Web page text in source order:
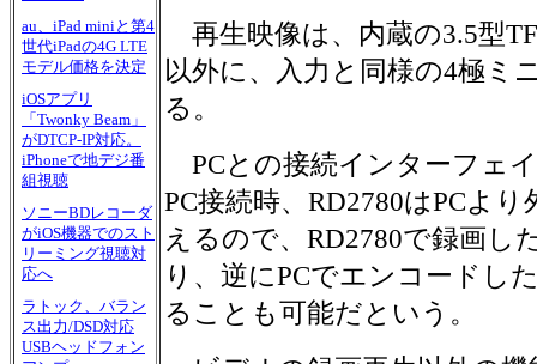
au、iPad miniと第4
世代iPadの4G LTE
モデル価格を決定
iOSアプリ
「Twonky Beam」
がDTCP-IP対応。
iPhoneで地デジ番
組視聴
ソニーBDレコーダ
がiOS機器でのスト
リーミング視聴対
応へ
ラトック、バラン
ス出力/DSD対応
USBヘッドフォン
再生映像は、内蔵の3.5型
以外に、入力と同様の4極ミ
る。
PCとの接続インターフェ
PC接続時、RD2780はPCよ
えるので、RD2780で録画し
り、逆にPCでエンコードし
ることも可能だという。